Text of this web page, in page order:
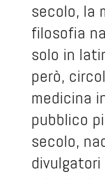
secolo, la
filosofia
solo in
però,
medicina
pubblico
secolo,